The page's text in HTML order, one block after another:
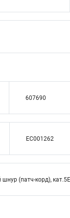
607690
EC001262
(патч-корд),